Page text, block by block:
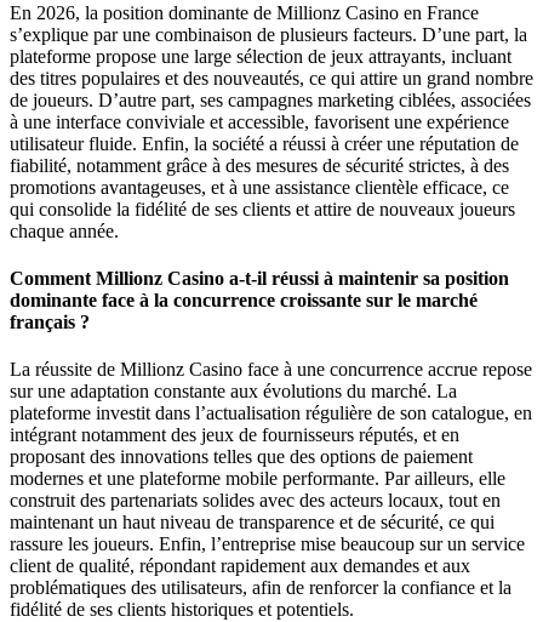
En 2026, la position dominante de Millionz Casino en France
s’explique par une combinaison de plusieurs facteurs. D’une part, la
plateforme propose une large sélection de jeux attrayants, incluant
des titres populaires et des nouveautés, ce qui attire un grand nombre
de joueurs. D’autre part, ses campagnes marketing ciblées, associées
à une interface conviviale et accessible, favorisent une expérience
utilisateur fluide. Enfin, la société a réussi à créer une réputation de
fiabilité, notamment grâce à des mesures de sécurité strictes, à des
promotions avantageuses, et à une assistance clientèle efficace, ce
qui consolide la fidélité de ses clients et attire de nouveaux joueurs
chaque année.
Comment Millionz Casino a-t-il réussi à maintenir sa position
dominante face à la concurrence croissante sur le marché
français ?
La réussite de Millionz Casino face à une concurrence accrue repose
sur une adaptation constante aux évolutions du marché. La
plateforme investit dans l’actualisation régulière de son catalogue, en
intégrant notamment des jeux de fournisseurs réputés, et en
proposant des innovations telles que des options de paiement
modernes et une plateforme mobile performante. Par ailleurs, elle
construit des partenariats solides avec des acteurs locaux, tout en
maintenant un haut niveau de transparence et de sécurité, ce qui
rassure les joueurs. Enfin, l’entreprise mise beaucoup sur un service
client de qualité, répondant rapidement aux demandes et aux
problématiques des utilisateurs, afin de renforcer la confiance et la
fidélité de ses clients historiques et potentiels.